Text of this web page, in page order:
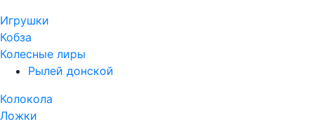
Игрушки
Кобза
Колесные лиры
Рылей донской
Колокола
Ложки